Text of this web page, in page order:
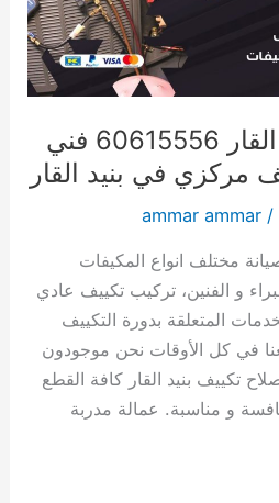
اصلاح تكييف بنيد القار 60615556 فني
مركزي في بنيد القار
/
ammar ammar
مختلف انواع المكيفات
و الفنين، تركيب تكييف عادي
المتعلقة بدورة التكييف
في كل الأوقات نحن موجودون
تكييف بنيد القار كافة القطع
و مناسبة. عمالة مدربة